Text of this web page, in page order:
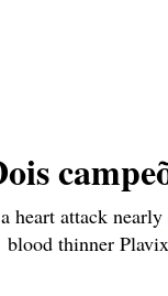
heart attack nearly
blood thinner